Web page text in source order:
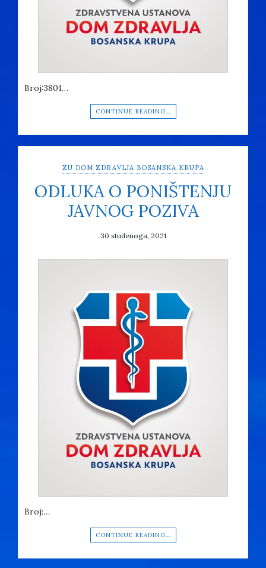
Broj:3801…
CONTINUE READING…
ZU DOM ZDRAVLJA BOSANSKA KRUPA
ODLUKA O PONIŠTENJU
JAVNOG POZIVA
30 studenoga, 2021
Broj:…
CONTINUE READING…